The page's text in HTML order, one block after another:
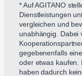
* Auf AGITANO
Dienstleistungen
vergleichen und
unabhängig. Dabei
gegebenenfalls
oder etwas kaufen.
haben dadurch